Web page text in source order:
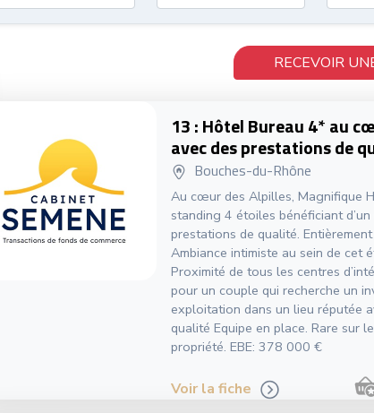
RECEVOIR
13 : Hôtel Bureau 4* au
avec des prestations de
Bouches-du-Rhône
Au cœur des Alpilles, Magnifique
standing 4 étoiles bénéficiant
prestations de qualité.
Ambiance intimiste au sein de cet
Proximité de tous les centres
pour un couple qui recherche un
exploitation dans un lieu réputée
qualité Equipe en place. Rare sur
propriété. EBE: 378 000 €
Voir la fiche